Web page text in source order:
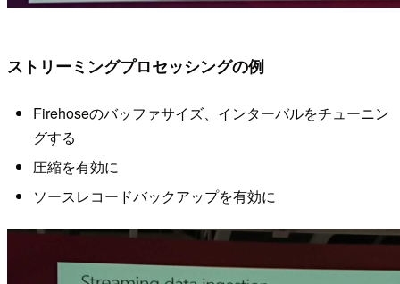
ストリーミングプロセッシングの例
Firehoseのバッファサイズ、インターバルをチューニン
グする
圧縮を有効に
ソースレコードバックアップを有効に